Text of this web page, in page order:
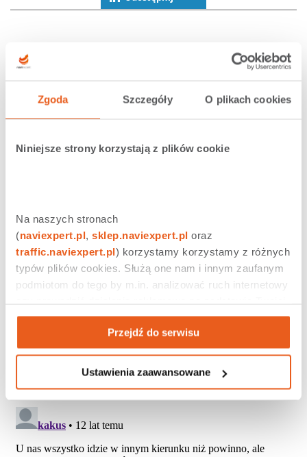
Zgoda Szczegóły O plikach cookies
Niniejsze strony korzystają z plików cookie
Na naszych stronach
(naviexpert.pl, sklep.naviexpert.pl
traffic.naviexpert.pl) korzystamy korzystamy z różnych
typów plików cookies. Służą one nam i innym zaufanym
podmiotom do tego by m.in. analizować ruch internetowy
aktywności na naszych stronach internetowych. Więcej
informacji znajdziesz w naszej polityce prywatności
Przejdź do serwisu
Ustawienia zaawansowane